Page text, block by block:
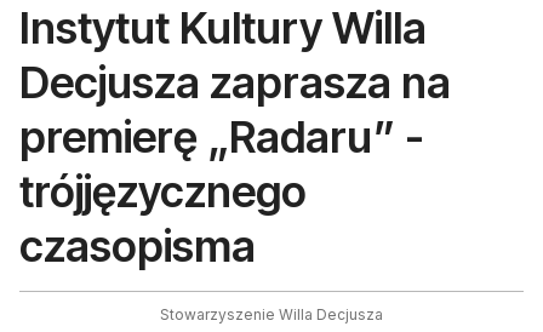
Instytut Kultury Willa
Decjusza zaprasza na
premierę „Radaru” -
trójjęzycznego
czasopisma
Stowarzyszenie Willa Decjusza